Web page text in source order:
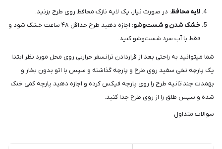
لایه محافظ: در صورت نیاز، یک لایه نازک محافظ روی طرح بزنید.
خشک شدن و شست‌وشو
: اجازه دهید طرح حداقل ۴۸ ساعت خشک شود و
فقط با آب سرد شست‌وشو کنید.
شما میتوانید به راحتی بعد از قراردادن ترانسفر حرارتی روی محل مورد نظر ابتدا
یک پارچه نخی سفید روی طرح و پارچه گذاشته و سپس با اتو بدون بخار و
بهمدت چند ثانیه طرح را روی پارچه فیکس کرده و اجازه دهید پارچه کمی خنک
شده و سپس طلق را از روی طرح جدا کنید.
سوالات متداول